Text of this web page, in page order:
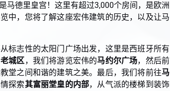
马德里皇宫！这里有超过3,000个房间，是欧洲
中，您将了解这座宏伟建筑的历史，以及让马
标志性的太阳门广场出发，这里是西班牙所有
老城区，我们将游览宏伟的马约尔广场，然后前
堂之间和谐的建筑之美。最后，我们将前往马
探索其富丽堂皇的内部，从气派的楼梯到装饰